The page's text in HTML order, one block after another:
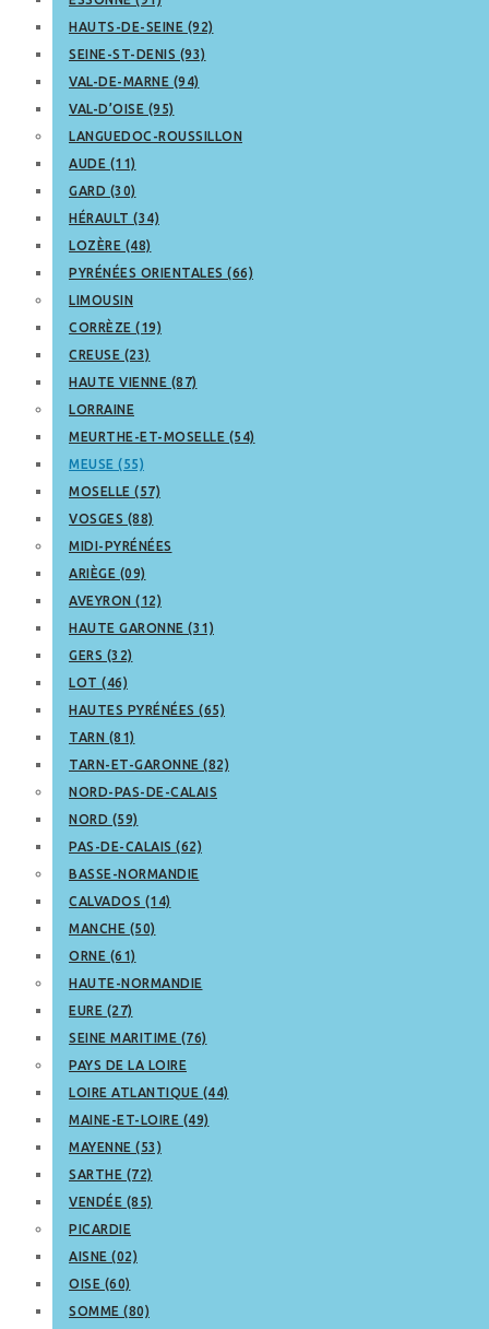
HAUTS-DE-SEINE (92)
SEINE-ST-DENIS (93)
VAL-DE-MARNE (94)
VAL-D’OISE (95)
LANGUEDOC-ROUSSILLON
AUDE (11)
GARD (30)
HÉRAULT (34)
LOZÈRE (48)
PYRÉNÉES ORIENTALES (66)
LIMOUSIN
CORRÈZE (19)
CREUSE (23)
HAUTE VIENNE (87)
LORRAINE
MEURTHE-ET-MOSELLE (54)
MEUSE (55)
MOSELLE (57)
VOSGES (88)
MIDI-PYRÉNÉES
ARIÈGE (09)
AVEYRON (12)
HAUTE GARONNE (31)
GERS (32)
LOT (46)
HAUTES PYRÉNÉES (65)
TARN (81)
TARN-ET-GARONNE (82)
NORD-PAS-DE-CALAIS
NORD (59)
PAS-DE-CALAIS (62)
BASSE-NORMANDIE
CALVADOS (14)
MANCHE (50)
ORNE (61)
HAUTE-NORMANDIE
EURE (27)
SEINE MARITIME (76)
PAYS DE LA LOIRE
LOIRE ATLANTIQUE (44)
MAINE-ET-LOIRE (49)
MAYENNE (53)
SARTHE (72)
VENDÉE (85)
PICARDIE
AISNE (02)
OISE (60)
SOMME (80)